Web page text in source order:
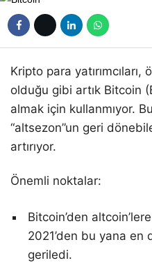
Kripto para
olduğu gibi artık Bitcoin
almak için kullanmıyor.
“altsezon”un geri
artırıyor.
Önemli noktalar:
Bitcoin’den
2021’den bu yana en
geriledi.